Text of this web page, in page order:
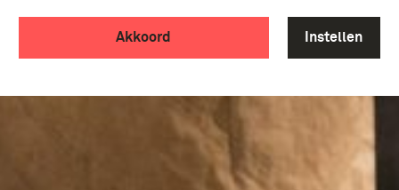
Akkoord Instellen